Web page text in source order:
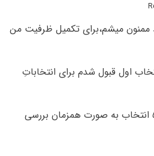
ممنون میشم،برای تکمیل ظرفیت من
اول قبول شدم برای انتخاباتِ
گزینش نمیشه؟ یا برای هر ۵ انتخاب به صورت همزمان بررسی